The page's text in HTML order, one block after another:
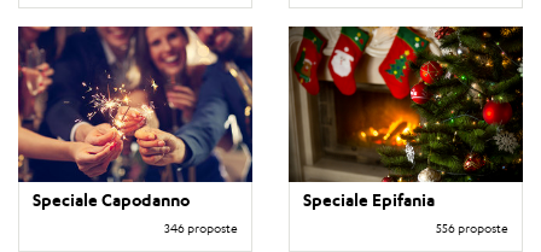
Speciale Capodanno
346 proposte
Speciale Epifania
556 proposte